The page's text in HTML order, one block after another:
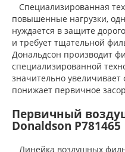
Специализированная
повышенные нагрузки,
нуждается в защите
и требует тщательной
Дональдсон производит
специализированной
значительно
понижает первичное
Первичный
Donaldson P781465
Линейка воздушных